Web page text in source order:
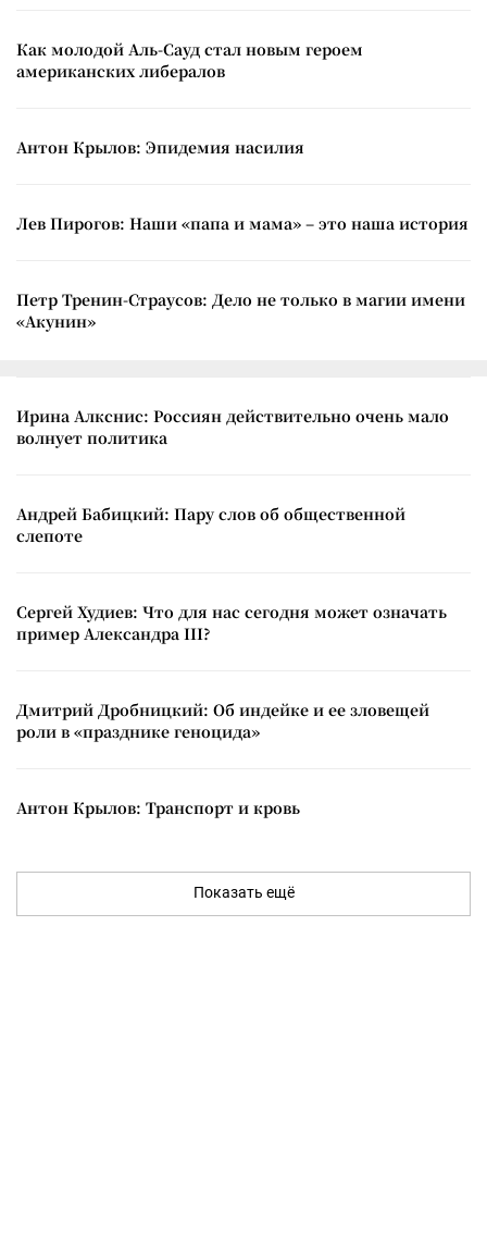
Как молодой Аль-Сауд стал новым героем
американских либералов
Антон Крылов: Эпидемия насилия
Лев Пирогов: Наши «папа и мама» – это наша история
Петр Тренин-Страусов: Дело не только в магии имени
«Акунин»
Ирина Алкснис: Россиян действительно очень мало
волнует политика
Андрей Бабицкий: Пару слов об общественной
слепоте
Сергей Худиев: Что для нас сегодня может означать
пример Александра III?
Дмитрий Дробницкий: Об индейке и ее зловещей
роли в «празднике геноцида»
Антон Крылов: Транспорт и кровь
Показать ещё